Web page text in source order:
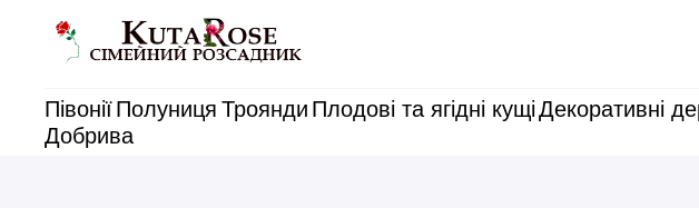
ПівоніїПолуниця Троянди Плодові та ягідні кущіДекоративні
Добрива